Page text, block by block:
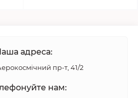
адреса:
пр-т, 41/2
нам: